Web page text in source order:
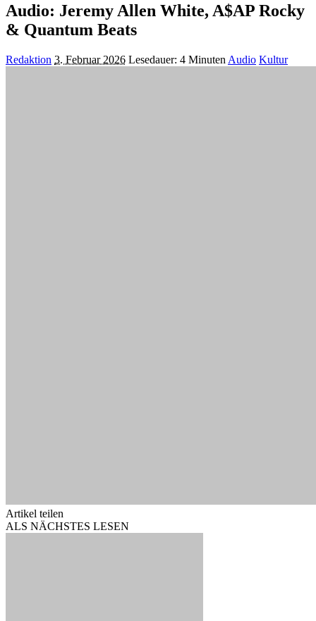
Audio: Jeremy Allen White, A$AP Rocky
& Quantum Beats
Posted
Redaktion 3. Februar 2026 Lesedauer: 4 Minuten Audio Kultur
Artikel teilen
ALS NÄCHSTES LESEN